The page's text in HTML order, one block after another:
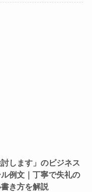
討します」のビジネス
ル例文｜丁寧で失礼の
き方を解説